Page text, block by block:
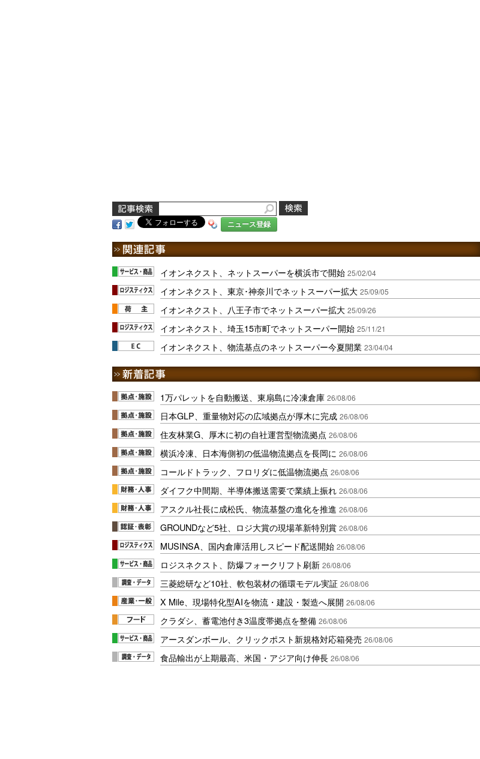
ニュース登録
イオンネクスト、ネットスーパーを横浜市で開始 25/02/04
イオンネクスト、東京･神奈川でネットスーパー拡大 25/09/05
イオンネクスト、八王子市でネットスーパー拡大 25/09/26
イオンネクスト、埼玉15市町でネットスーパー開始 25/11/21
イオンネクスト、物流基点のネットスーパー今夏開業 23/04/04
1万パレットを自動搬送、東扇島に冷凍倉庫 26/08/06
日本GLP、重量物対応の広域拠点が厚木に完成 26/08/06
住友林業G、厚木に初の自社運営型物流拠点 26/08/06
横浜冷凍、日本海側初の低温物流拠点を長岡に 26/08/06
コールドトラック、フロリダに低温物流拠点 26/08/06
ダイフク中間期、半導体搬送需要で業績上振れ 26/08/06
アスクル社長に成松氏、物流基盤の進化を推進 26/08/06
GROUNDなど5社、ロジ大賞の現場革新特別賞 26/08/06
MUSINSA、国内倉庫活用しスピード配送開始 26/08/06
ロジスネクスト、防爆フォークリフト刷新 26/08/06
三菱総研など10社、軟包装材の循環モデル実証 26/08/06
X Mile、現場特化型AIを物流・建設・製造へ展開 26/08/06
クラダシ、蓄電池付き3温度帯拠点を整備 26/08/06
アースダンボール、クリックポスト新規格対応箱発売 26/08/06
食品輸出が上期最高、米国・アジア向け伸長 26/08/06